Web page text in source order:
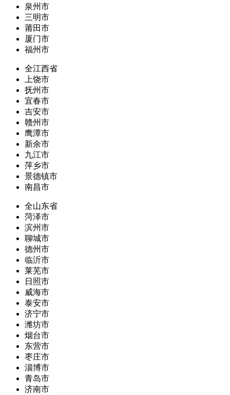
泉州市
三明市
莆田市
厦门市
福州市
全江西省
上饶市
抚州市
宜春市
吉安市
赣州市
鹰潭市
新余市
九江市
萍乡市
景德镇市
南昌市
全山东省
菏泽市
滨州市
聊城市
德州市
临沂市
莱芜市
日照市
威海市
泰安市
济宁市
潍坊市
烟台市
东营市
枣庄市
淄博市
青岛市
济南市